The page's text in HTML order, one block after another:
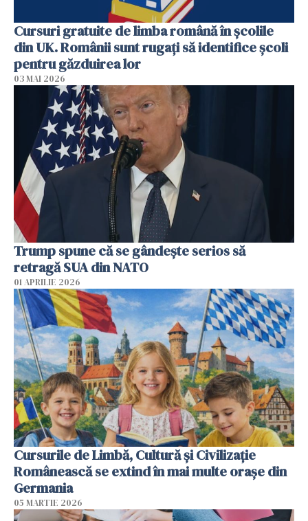
Cursuri gratuite de limba română în școlile
din UK. Românii sunt rugați să identifice școli
pentru găzduirea lor
03 MAI 2026
Trump spune că se gândeşte serios să
retragă SUA din NATO
01 APRILIE 2026
Cursurile de Limbă, Cultură și Civilizație
Românească se extind în mai multe orașe din
Germania
05 MARTIE 2026